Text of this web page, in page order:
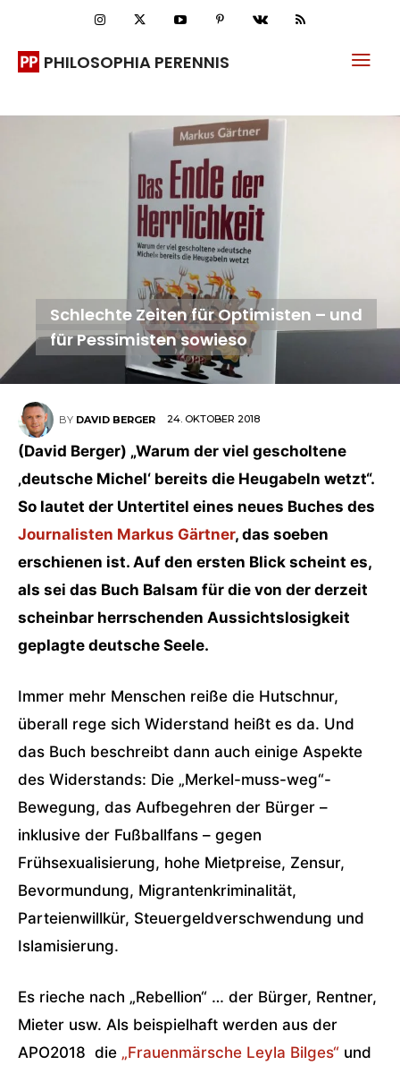
PHILOSOPHIA PERENNIS
Schlechte Zeiten für Optimisten – und
für Pessimisten sowieso
BY DAVID BERGER 24. OKTOBER 2018
(David Berger) „Warum der viel gescholtene
‚deutsche Michel‘ bereits die Heugabeln wetzt“.
So lautet der Untertitel eines neues Buches des
Journalisten Markus Gärtner, das soeben
erschienen ist. Auf den ersten Blick scheint es,
als sei das Buch Balsam für die von der derzeit
scheinbar herrschenden Aussichtslosigkeit
geplagte deutsche Seele.
Immer mehr Menschen reiße die Hutschnur,
überall rege sich Widerstand heißt es da. Und
das Buch beschreibt dann auch einige Aspekte
des Widerstands: Die „Merkel-muss-weg“-
Bewegung, das Aufbegehren der Bürger –
inklusive der Fußballfans – gegen
Frühsexualisierung, hohe Mietpreise, Zensur,
Bevormundung, Migrantenkriminalität,
Parteienwillkür, Steuergeldverschwendung und
Islamisierung.
Es rieche nach „Rebellion“ … der Bürger, Rentner,
Mieter usw. Als beispielhaft werden aus der
APO2018 die „Frauenmärsche Leyla Bilges“ und